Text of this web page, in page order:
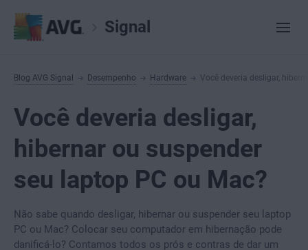
Signal
Blog AVG Signal Desempenho Hardware Você deveria desligar,
Você deveria desligar,
hibernar ou suspender
seu laptop PC ou Mac?
Não sabe quando desligar, hibernar ou suspender seu laptop
PC ou Mac? Colocar seu computador em hibernação pode
danificá-lo? Contamos todos os prós e contras de dar um